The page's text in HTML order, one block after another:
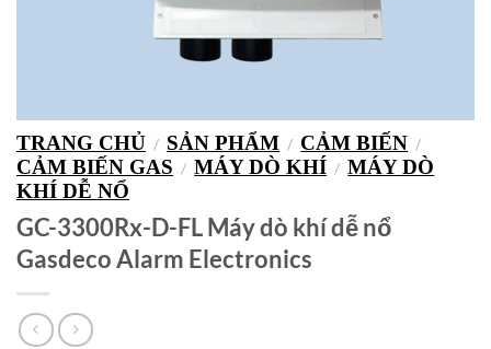
TRANG CHỦ / SẢN PHẨM / CẢM BIẾN /
CẢM BIẾN GAS / MÁY DÒ KHÍ / MÁY DÒ
KHÍ DỄ NỔ
GC-3300Rx-D-FL Máy dò khí dễ nổ
Gasdeco Alarm Electronics